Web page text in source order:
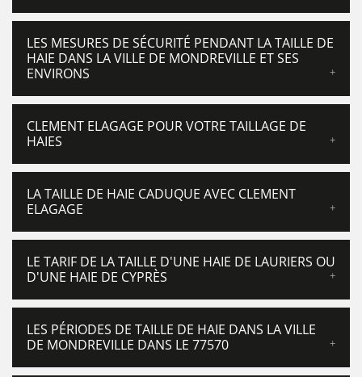
LES MESURES DE SÉCURITÉ PENDANT LA TAILLE DE
HAIE DANS LA VILLE DE MONDREVILLE ET SES
ENVIRONS
CLEMENT ELAGAGE POUR VOTRE TAILLAGE DE
HAIES
LA TAILLE DE HAIE CADUQUE AVEC CLEMENT
ELAGAGE
LE TARIF DE LA TAILLE D'UNE HAIE DE LAURIERS OU
D'UNE HAIE DE CYPRÈS
LES PÉRIODES DE TAILLE DE HAIE DANS LA VILLE
DE MONDREVILLE DANS LE 77570